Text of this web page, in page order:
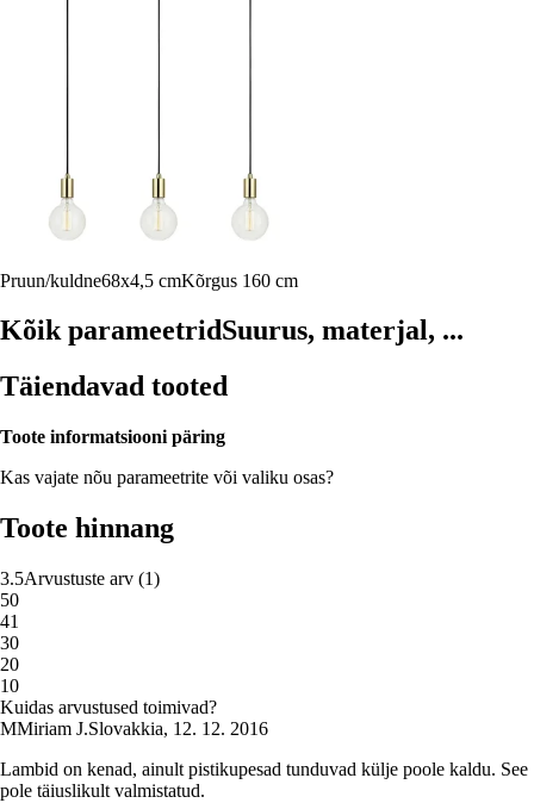
Pruun/kuldne68x4,5 cmKõrgus 160 cm
Kõik parameetridSuurus, materjal, ...
Täiendavad tooted
Toote informatsiooni päring
Kas vajate nõu parameetrite või valiku osas?
Toote hinnang
3.5Arvustuste arv (1)
50
41
30
20
10
Kuidas arvustused toimivad?
MMiriam J.Slovakkia, 12. 12. 2016
Lambid on kenad, ainult pistikupesad tunduvad külje poole kaldu. See
pole täiuslikult valmistatud.